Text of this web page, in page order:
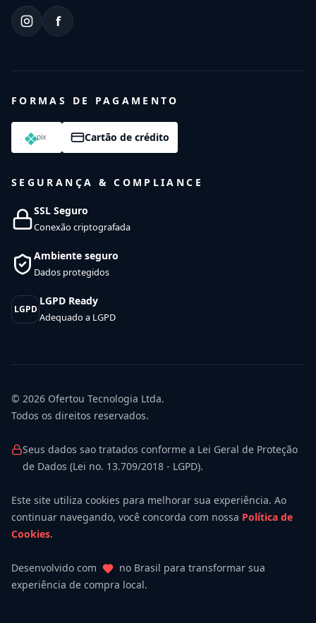
f
FORMAS DE PAGAMENTO
Cartão de crédito
SEGURANÇA & COMPLIANCE
SSL Seguro
Conexão criptografada
Ambiente seguro
Dados protegidos
LGPD
LGPD Ready
Adequado a LGPD
© 2026 Ofertou Tecnologia Ltda.
Todos os direitos reservados.
Seus dados sao tratados conforme a Lei Geral de Proteção
de Dados (Lei no. 13.709/2018 - LGPD).
Este site utiliza cookies para melhorar sua experiência. Ao
continuar navegando, você concorda com nossa Política de
Cookies.
Desenvolvido com
no Brasil para transformar sua
experiência de compra local.